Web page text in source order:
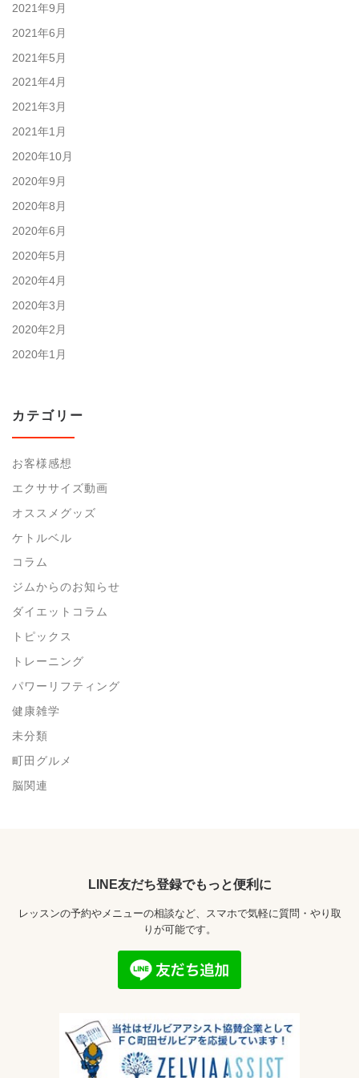
2021年9月
2021年6月
2021年5月
2021年4月
2021年3月
2021年1月
2020年10月
2020年9月
2020年8月
2020年6月
2020年5月
2020年4月
2020年3月
2020年2月
2020年1月
カテゴリー
お客様感想
エクササイズ動画
オススメグッズ
ケトルベル
コラム
ジムからのお知らせ
ダイエットコラム
トピックス
トレーニング
パワーリフティング
健康雑学
未分類
町田グルメ
脳関連
LINE友だち登録でもっと便利に
レッスンの予約やメニューの相談など、スマホで気軽に質問・やり取
りが可能です。